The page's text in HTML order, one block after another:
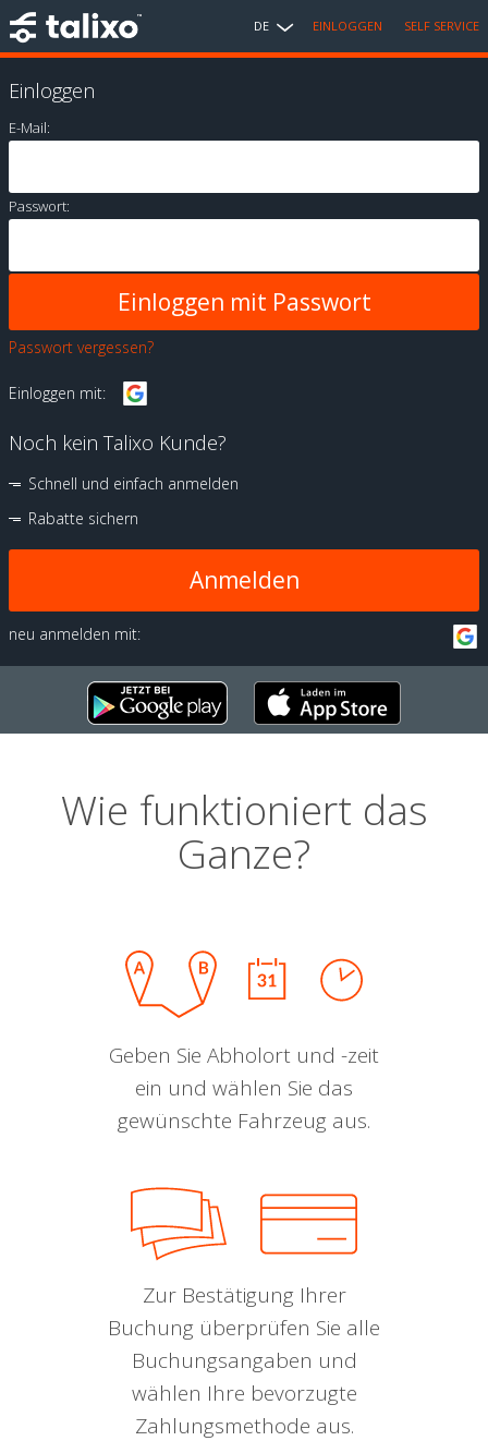
DE EINLOGGEN SELF SERVICE
Einloggen
E-Mail:
Passwort:
Passwort vergessen?
Einloggen mit:
Noch kein Talixo Kunde?
Schnell und einfach anmelden
Rabatte sichern
Anmelden
neu anmelden mit:
Wie funktioniert das
Ganze?
Geben Sie Abholort und -zeit
ein und wählen Sie das
gewünschte Fahrzeug aus.
Zur Bestätigung Ihrer
Buchung überprüfen Sie alle
Buchungsangaben und
wählen Ihre bevorzugte
Zahlungsmethode aus.